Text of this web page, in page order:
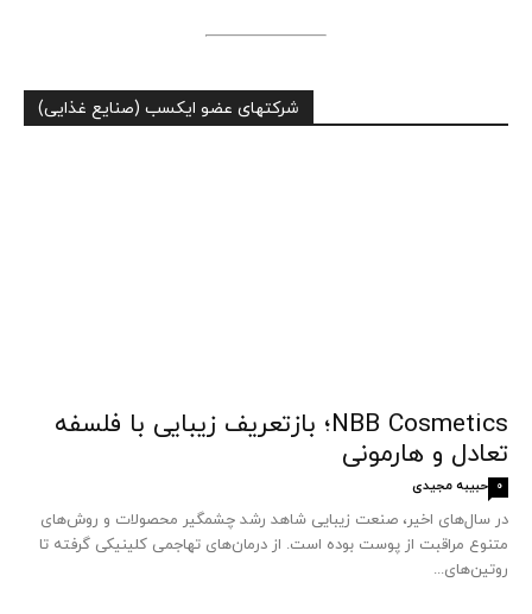
شرکتهای عضو ایکسب (صنایع غذایی)
NBB Cosmetics؛ بازتعریف زیبایی با فلسفه
تعادل و هارمونی
حبیبه مجیدی 0
در سال‌های اخیر، صنعت زیبایی شاهد رشد چشمگیر محصولات و روش‌های
متنوع مراقبت از پوست بوده است. از درمان‌های تهاجمی کلینیکی گرفته تا
روتین‌های...